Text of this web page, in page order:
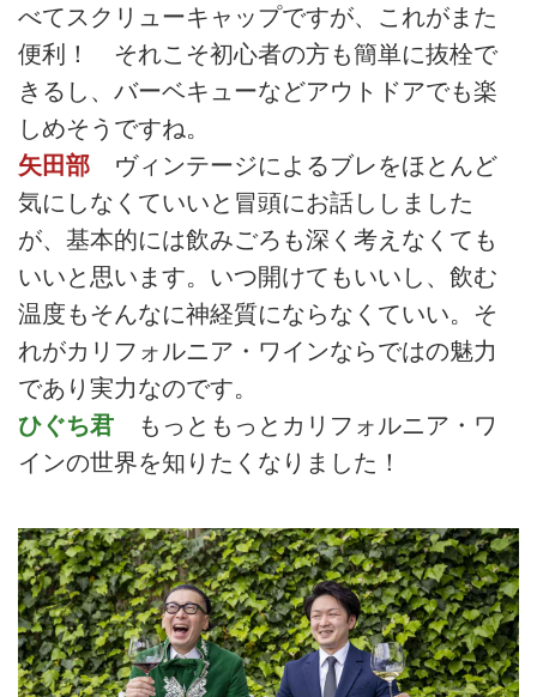
べてスクリューキャップですが、これがまた
便利！ それこそ初心者の方も簡単に抜栓で
きるし、バーベキューなどアウトドアでも楽
しめそうですね。
矢田部 ヴィンテージによるブレをほとんど
気にしなくていいと冒頭にお話ししました
が、基本的には飲みごろも深く考えなくても
いいと思います。いつ開けてもいいし、飲む
温度もそんなに神経質にならなくていい。そ
れがカリフォルニア・ワインならではの魅力
であり実力なのです。
ひぐち君 もっともっとカリフォルニア・ワ
インの世界を知りたくなりました！